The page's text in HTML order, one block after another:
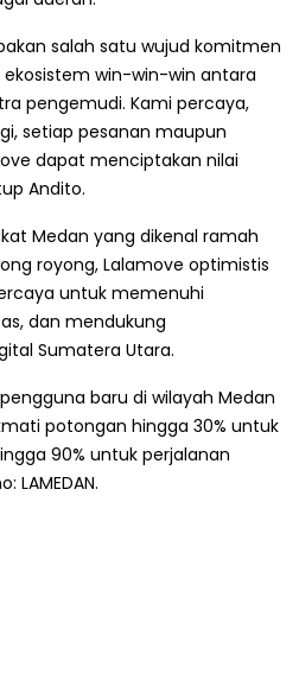
salah satu wujud komitmen
win-win-win antara
pengemudi. Kami percaya,
setiap pesanan maupun
dapat menciptakan nilai
Andito.
Medan yang dikenal ramah
royong, Lalamove optimistis
untuk memenuhi
dan mendukung
Sumatera Utara.
baru di wilayah Medan
potongan hingga 30% untuk
90% untuk perjalanan
LAMEDAN.